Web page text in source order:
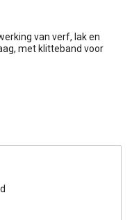
van verf, lak en
met klitteband voor